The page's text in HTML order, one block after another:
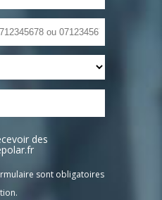
des
sont obligatoires